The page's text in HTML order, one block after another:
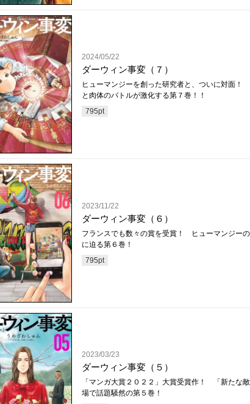
2024/05/22
ダーウィン事変（７）
ヒューマンジーを創った研究者と、ついに対面！
と肉体のバトルが激化する第７巻！！
795pt
2023/11/22
ダーウィン事変（６）
フランスでも数々の賞を受賞！ ヒューマンジー
に迫る第６巻！
795pt
2023/03/23
ダーウィン事変（５）
「マンガ大賞２０２２」大賞受賞作！ 「新たな
場で話題騒然の第５巻！